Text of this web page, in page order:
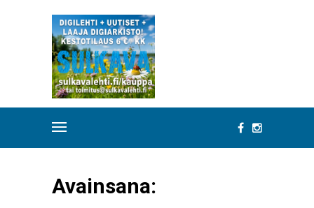
Avainsana: